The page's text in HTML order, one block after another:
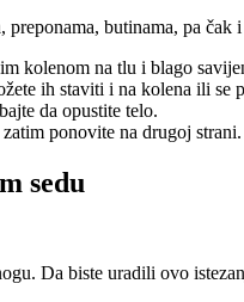
butinama, pa čak
kolenom na tlu i blago
ih staviti i na kolena ili se
da opustite telo.
ponovite na drugoj strani.
sedu
Da biste uradili ovo